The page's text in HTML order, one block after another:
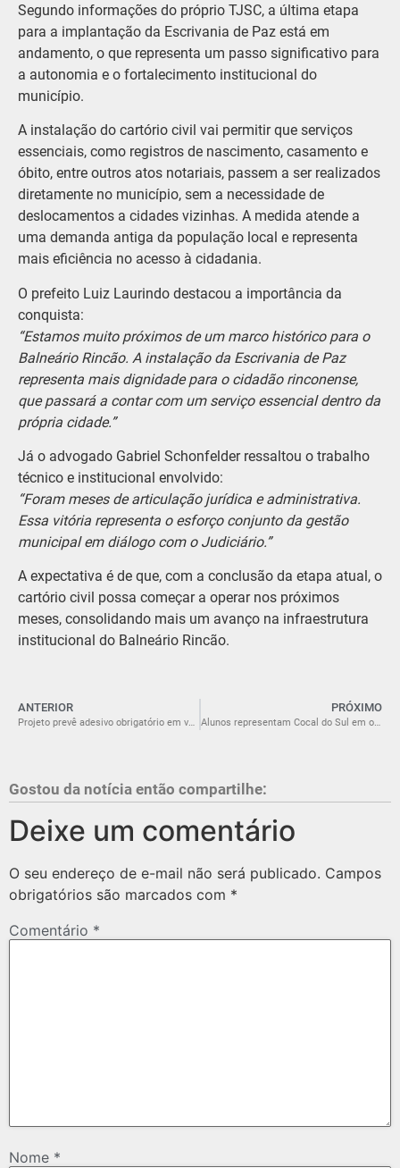
Segundo informações do próprio TJSC, a última etapa
para a implantação da Escrivania de Paz está em
andamento, o que representa um passo significativo para
a autonomia e o fortalecimento institucional do
município.
A instalação do cartório civil vai permitir que serviços
essenciais, como registros de nascimento, casamento e
óbito, entre outros atos notariais, passem a ser realizados
diretamente no município, sem a necessidade de
deslocamentos a cidades vizinhas. A medida atende a
uma demanda antiga da população local e representa
mais eficiência no acesso à cidadania.
O prefeito Luiz Laurindo destacou a importância da
conquista:
“Estamos muito próximos de um marco histórico para o
Balneário Rincão. A instalação da Escrivania de Paz
representa mais dignidade para o cidadão rinconense,
que passará a contar com um serviço essencial dentro da
própria cidade.”
Já o advogado Gabriel Schonfelder ressaltou o trabalho
técnico e institucional envolvido:
“Foram meses de articulação jurídica e administrativa.
Essa vitória representa o esforço conjunto da gestão
municipal em diálogo com o Judiciário.”
A expectativa é de que, com a conclusão da etapa atual, o
cartório civil possa começar a operar nos próximos
meses, consolidando mais um avanço na infraestrutura
institucional do Balneário Rincão.
ANTERIOR
Projeto prevê adesivo obrigatório em veículos usados pelo Município de Criciúma
PRÓXIMO
Alunos representam Cocal do Sul em olimpíadas nacionais de Astronomia e Foguetes
Gostou da notícia então compartilhe:
Deixe um comentário
O seu endereço de e-mail não será publicado. Campos
obrigatórios são marcados com *
Comentário *
Nome *